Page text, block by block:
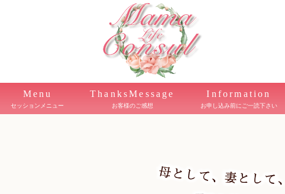
Menu
セッションメニュー
ThanksMessage
お客様のご感想
Information
お申し込み前にご一読下さい